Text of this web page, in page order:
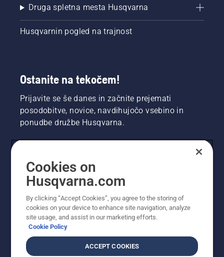
Druga spletna mesta Husqvarna
Husqvarnin pogled na trajnost
Ostanite na tekočem!
Prijavite se še danes in začnite prejemati
posodobitve, novice, navdihujočo vsebino in
ponudbe družbe Husqvarna.
Cookies on
Husqvarna.com
By clicking “Accept Cookies”, you agree to the storing of
cookies on your device to enhance site navigation, analyze
site usage, and assist in our marketing efforts.
Cookie Policy
ACCEPT COOKIES